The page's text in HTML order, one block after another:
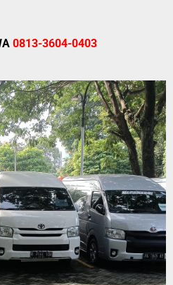
0813-3604-0403